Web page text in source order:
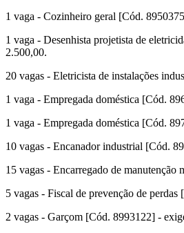
1 vaga - Cozinheiro geral [Cód.
1 vaga - Desenhista projetista de
2.500,00.
20 vagas - Eletricista de instalações
1 vaga - Empregada doméstica [Cód.
1 vaga - Empregada doméstica [Cód.
10 vagas - Encanador industrial [Cód.
15 vagas - Encarregado de
5 vagas - Fiscal de prevenção de
2 vagas - Garçom [Cód. 8993122] -